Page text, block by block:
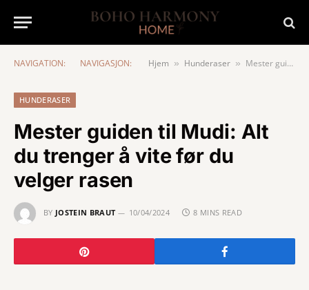
NAVIGATION: NAVIGASJON: Hjem » Hunderaser » Mester guiden til Mudi: Alt du trenger å vite før du velger rasen
HUNDERASER
Mester guiden til Mudi: Alt
du trenger å vite før du
velger rasen
BY JOSTEIN BRAUT 10/04/2024 8 MINS READ